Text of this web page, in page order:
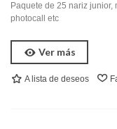
Paquete de 25 nariz
photocall etc
Ver más
A lista de deseos